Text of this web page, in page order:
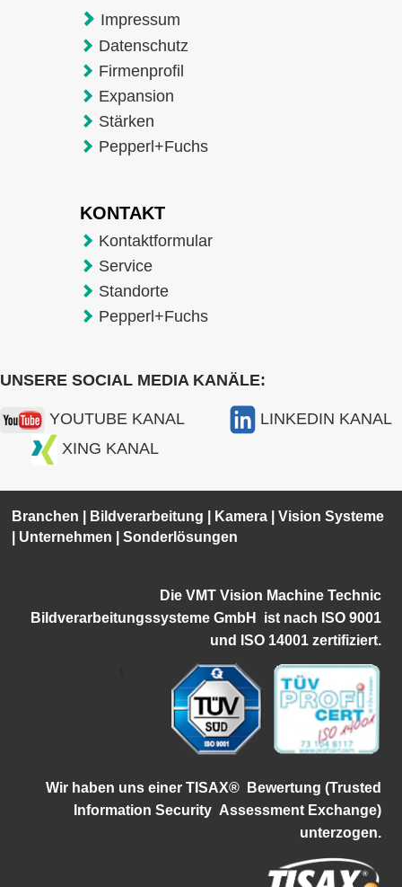
Impressum
Datenschutz
Firmenprofil
Expansion
Stärken
Pepperl+Fuchs
KONTAKT
Kontaktformular
Service
Standorte
Pepperl+Fuchs
UNSERE SOCIAL MEDIA KANÄLE:
YOUTUBE KANAL
LINKEDIN KANAL
XING KANAL
Branchen Bildverarbeitung Kamera |Vision Systeme
Unternehmen |Sonderlösungen
Die VMT Vision Machine Technic
Bildverarbeitungssysteme GmbH istnach ISO 9001
und ISO 14001 zertifiziert.
Wir haben uns einer TISAX®
Bewertung (Trusted
Information Security Assessment Exchange)
unterzogen.